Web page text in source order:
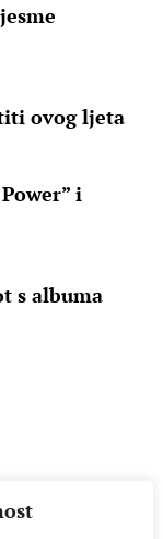
ovog ljeta
i
s albuma